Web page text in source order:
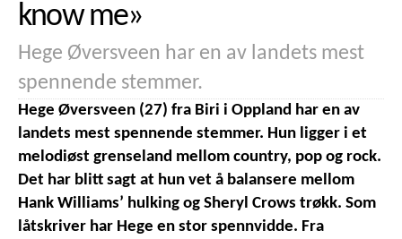
know me»
Hege Øversveen har en av landets mest
spennende stemmer.
Hege Øversveen (27) fra Biri i Oppland har en av
landets mest spennende stemmer. Hun ligger i et
melodiøst grenseland mellom country, pop og rock.
Det har blitt sagt at hun vet å balansere mellom
Hank Williams’ hulking og Sheryl Crows trøkk. Som
låtskriver har Hege en stor spennvidde. Fra